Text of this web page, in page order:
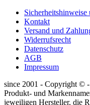
Kontakt
Versand und
Widerrufsrecht
Datenschutz
AGB
Impressum
since 2001 - Copyright ©
Produkt- und
jeweiligen Hersteller, die